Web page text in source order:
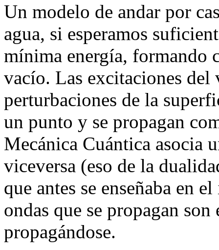
Un modelo de andar por
agua, si esperamos
mínima energía, formando
vacío. Las excitaciones del
perturbaciones de la
un punto y se propagan
Mecánica Cuántica asocia
viceversa (eso de la
que antes se enseñaba en
ondas que se propagan
propagándose.